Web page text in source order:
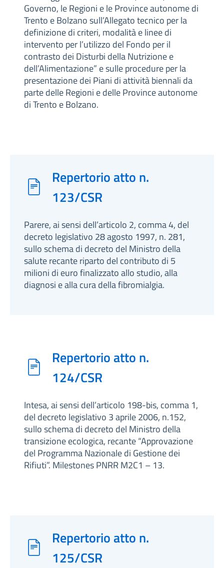
Governo, le Regioni e le Province autonome di
Trento e Bolzano sull’Allegato tecnico per la
definizione di criteri, modalità e linee di
intervento per l’utilizzo del Fondo per il
contrasto dei Disturbi della Nutrizione e
dell’Alimentazione” e sulle procedure per la
presentazione dei Piani di attività biennali da
parte delle Regioni e delle Province autonome
di Trento e Bolzano.
Repertorio atto n.
123/CSR
Parere, ai sensi dell’articolo 2, comma 4, del
decreto legislativo 28 agosto 1997, n. 281,
sullo schema di decreto del Ministro della
salute recante riparto del contributo di 5
milioni di euro finalizzato allo studio, alla
diagnosi e alla cura della fibromialgia.
Repertorio atto n.
124/CSR
Intesa, ai sensi dell’articolo 198-bis, comma 1,
del decreto legislativo 3 aprile 2006, n.152,
sullo schema di decreto del Ministro della
transizione ecologica, recante “Approvazione
del Programma Nazionale di Gestione dei
Rifiuti”. Milestones PNRR M2C1 – 13.
Repertorio atto n.
125/CSR